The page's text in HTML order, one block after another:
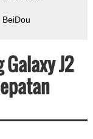
BeiDou
Galaxy J2